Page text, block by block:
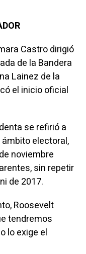
Castro dirigió
de la Bandera
Lainez de la
el inicio oficial
se refirió a
electoral,
noviembre
sin repetir
de 2017.
Roosevelt
tendremos
lo exige el